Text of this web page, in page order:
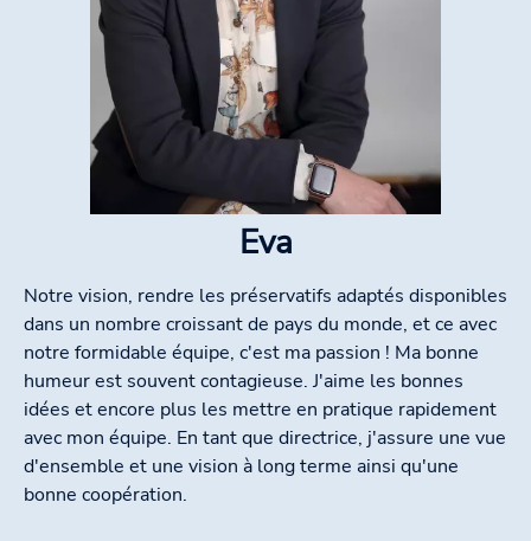
Eva
Notre vision, rendre les préservatifs adaptés disponibles
dans un nombre croissant de pays du monde, et ce avec
notre formidable équipe, c'est ma passion ! Ma bonne
humeur est souvent contagieuse. J'aime les bonnes
idées et encore plus les mettre en pratique rapidement
avec mon équipe. En tant que directrice, j'assure une vue
d'ensemble et une vision à long terme ainsi qu'une
bonne coopération.